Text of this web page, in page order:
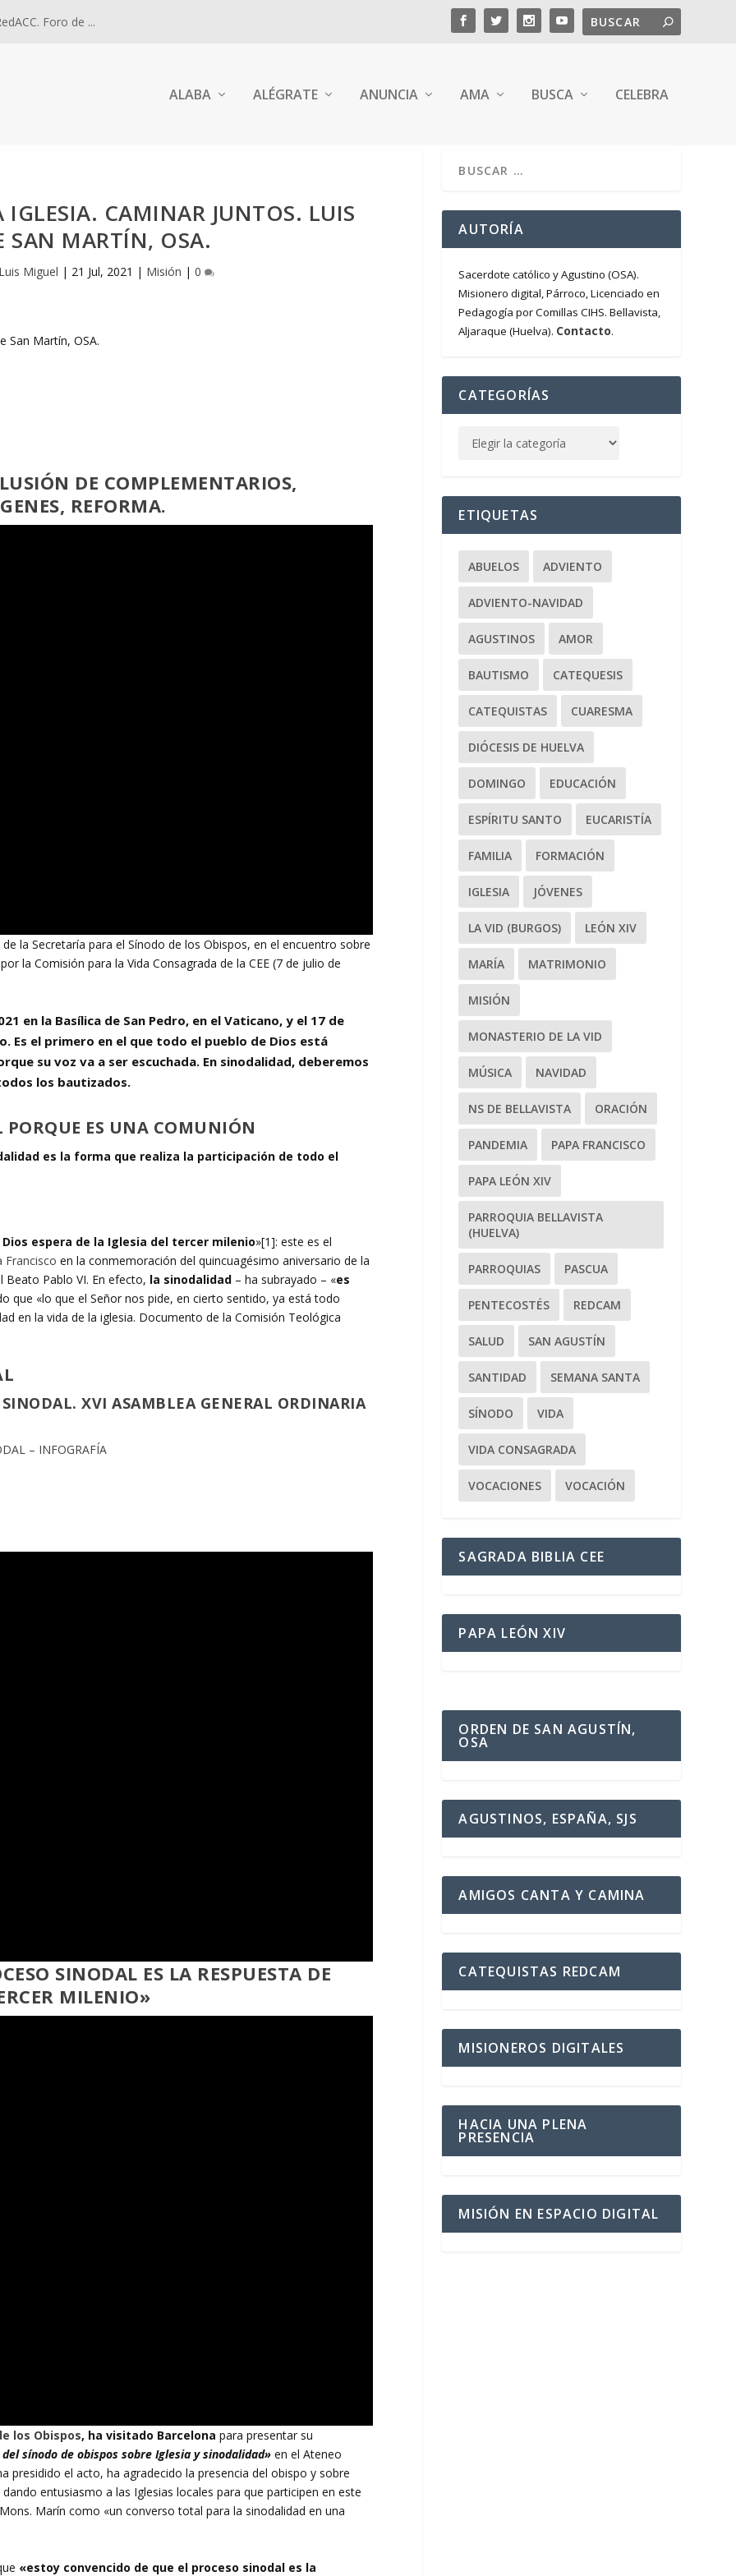
Foro de ...
ALABA ALÉGRATE ANUNCIA AMA BUSCA CELEBRA
CAMINAR JUNTOS. LUIS
SAN MARTÍN, OSA.
Miguel | 21 Jul, 2021 | Misión | 0
DE COMPLEMENTARIOS,
REFORMA.
la Secretaría para el Sínodo de los Obispos, en el encuentro sobre
la Comisión para la Vida Consagrada de la CEE (7 de julio de
en la Basílica de San Pedro, en el Vaticano, y el 17 de
Es el primero en el que todo el pueblo de Dios está
su voz va a ser escuchada. En sinodalidad, deberemos
los bautizados.
PORQUE ES UNA COMUNIÓN
es la forma que realiza la participación de todo el
espera de la Iglesia del tercer milenio»[1]: este es el
Francisco en la conmemoración del quincuagésimo aniversario de la
Pablo VI. En efecto, la sinodalidad – ha subrayado – «es
que «lo que el Señor nos pide, en cierto sentido, ya está todo
en la vida de la iglesia. Documento de la Comisión Teológica
XVI ASAMBLEA GENERAL ORDINARIA
– INFOGRAFÍA
SINODAL ES LA RESPUESTA DE
MILENIO»
los Obispos, ha visitado Barcelona para presentar su
sínodo de obispos sobre Iglesia y sinodalidad» en el Ateneo
presidido el acto, ha agradecido la presencia del obispo y sobre
entusiasmo a las Iglesias locales para que participen en este
Marín como «un converso total para la sinodalidad en una
«estoy convencido de que el proceso sinodal es la
AUTORÍA
Sacerdote católico y Agustino (OSA).
Misionero digital, Párroco, Licenciado en
Pedagogía por Comillas CIHS. Bellavista,
Aljaraque (Huelva). Contacto.
CATEGORÍAS
ETIQUETAS
ABUELOS ADVIENTO
ADVIENTO-NAVIDAD
AGUSTINOS AMOR
BAUTISMO CATEQUESIS
CATEQUISTAS CUARESMA
DIÓCESIS DE HUELVA
DOMINGO EDUCACIÓN
ESPÍRITU SANTO EUCARISTÍA
FAMILIA FORMACIÓN
IGLESIA JÓVENES
LA VID (BURGOS) LEÓN XIV
MARÍA MATRIMONIO
MISIÓN
MONASTERIO DE LA VID
MÚSICA NAVIDAD
NS DE BELLAVISTA ORACIÓN
PANDEMIA PAPA FRANCISCO
PAPA LEÓN XIV
PARROQUIA BELLAVISTA
(HUELVA)
PARROQUIAS PASCUA
PENTECOSTÉS REDCAM
SALUD SAN AGUSTÍN
SANTIDAD SEMANA SANTA
SÍNODO VIDA
VIDA CONSAGRADA
VOCACIONES VOCACIÓN
SAGRADA BIBLIA CEE
PAPA LEÓN XIV
ORDEN DE SAN AGUSTÍN,
OSA
AGUSTINOS, ESPAÑA, SJS
AMIGOS CANTA Y CAMINA
CATEQUISTAS REDCAM
MISIONEROS DIGITALES
HACIA UNA PLENA
PRESENCIA
MISIÓN EN ESPACIO DIGITAL